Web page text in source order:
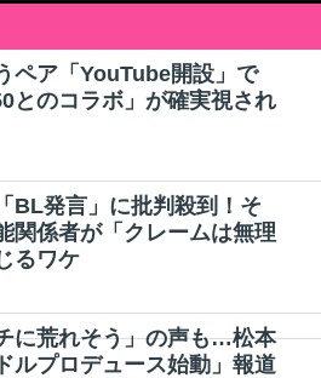
ペア「YouTube開設」で
とのコラボ」が確実視され
BL発言」に批判殺到！そ
関係者が「クレームは無理
るワケ
に荒れそう」の声も…松本
ルプロデュース始動」報道